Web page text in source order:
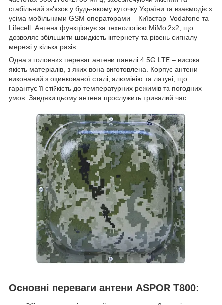
стабільний зв'язок у будь-якому куточку України та взаємодіє з
усіма мобільними GSM операторами – Київстар, Vodafone та
Lifecell. Антена функціонує за технологією MiMo 2x2, що
дозволяє збільшити швидкість інтернету та рівень сигналу
мережі у кілька разів.
Одна з головних переваг антени панелі 4.5G LTE – висока
якість матеріалів, з яких вона виготовлена. Корпус антени
виконаний з оцинкованої сталі, алюмінію та латуні, що
гарантує її стійкість до температурних режимів та погодних
умов. Завдяки цьому антена прослужить тривалий час.
Основні переваги антени ASPOR T800: